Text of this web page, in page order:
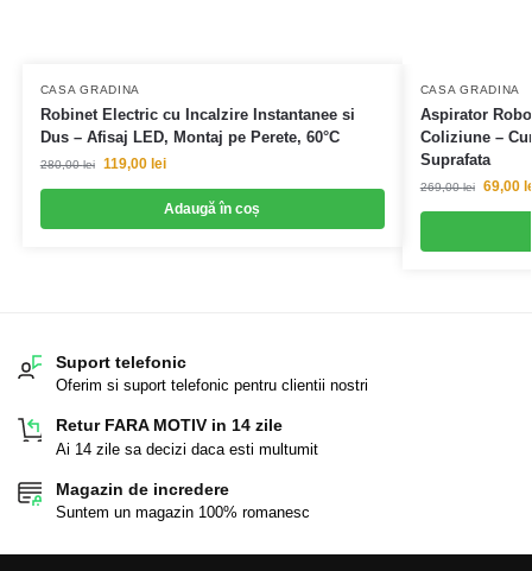
CASA GRADINA
Robinet Electric cu Incalzire Instantanee si
Dus – Afisaj LED, Montaj pe Perete, 60°C
280,00lei 119,00 lei
Adaugă în coș
CASA GRADINA
Aspirator
Coliziune –
Suprafata
269,00lei 69,00
Suport telefonic
Oferim si suport telefonic pentru clientii nostri
Retur FARA MOTIV in 14 zile
Ai 14 zile sa decizi daca esti multumit
Magazin de incredere
Suntem un magazin 100% romanesc